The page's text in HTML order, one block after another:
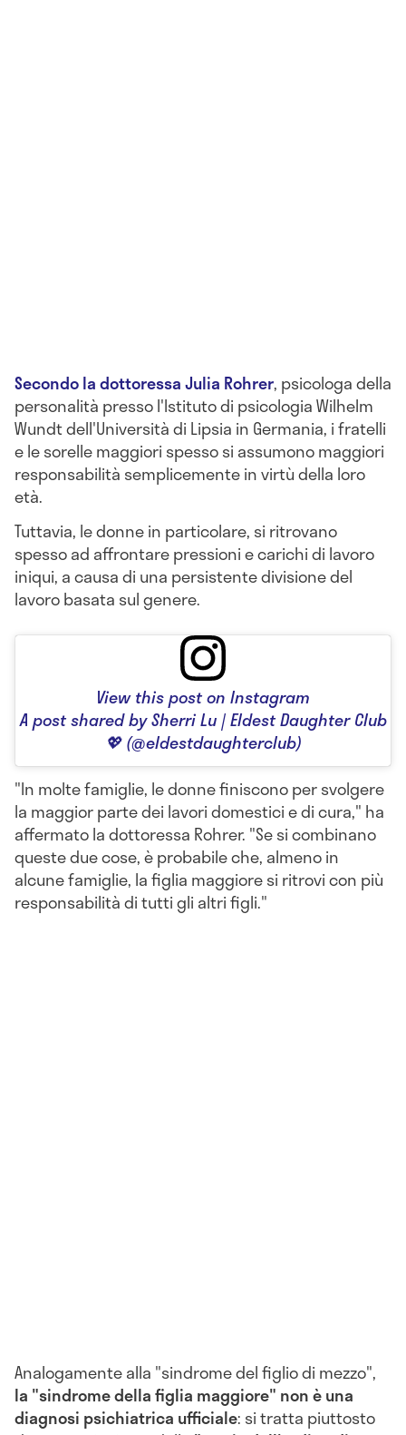
Secondo la dottoressa Julia Rohrer, psicologa della
personalità presso l'Istituto di psicologia Wilhelm
Wundt dell'Università di Lipsia in Germania, i fratelli
e le sorelle maggiori spesso si assumono maggiori
responsabilità semplicemente in virtù della loro
età.
Tuttavia, le donne in particolare, si ritrovano
spesso ad affrontare pressioni e carichi di lavoro
iniqui, a causa di una persistente divisione del
lavoro basata sul genere.
View this post on Instagram
A post shared by Sherri Lu | Eldest Daughter Club
💖 (@eldestdaughterclub)
"In molte famiglie, le donne finiscono per svolgere
la maggior parte dei lavori domestici e di cura," ha
affermato la dottoressa Rohrer. "Se si combinano
queste due cose, è probabile che, almeno in
alcune famiglie, la figlia maggiore si ritrovi con più
responsabilità di tutti gli altri figli."
Analogamente alla "sindrome del figlio di mezzo",
la "sindrome della figlia maggiore" non è una
diagnosi psichiatrica ufficiale: si tratta piuttosto